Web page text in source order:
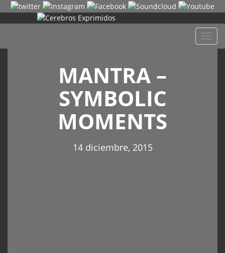
MANTRA –
SYMBOLIC
MOMENTS
14 diciembre, 2015